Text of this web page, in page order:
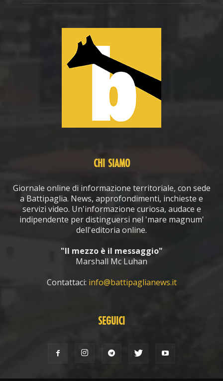
CHI SIAMO
Giornale online di informazione territoriale, con sede
a Battipaglia. News, approfondimenti, inchieste e
servizi video. Un'informazione curiosa, audace e
indipendente per distinguersi nel 'mare magnum'
dell'editoria online.
"Il mezzo è il messaggio"
Marshall Mc Luhan
Contattaci: info@battipaglianews.it
SEGUICI